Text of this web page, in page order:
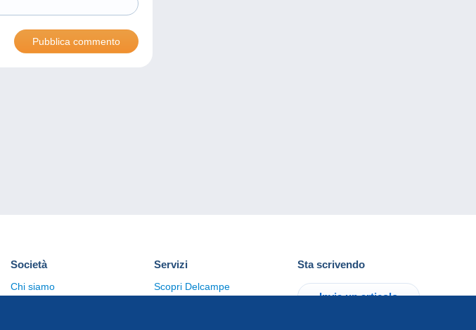
Società
Chi siamo
Servizi
Scopri Delcampe
Sta scrivendo
Invia un articolo